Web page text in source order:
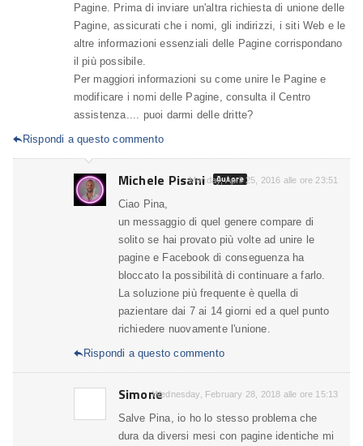
Pagine. Prima di inviare un'altra richiesta di unione delle
Pagine, assicurati che i nomi, gli indirizzi, i siti Web e le
altre informazioni essenziali delle Pagine corrispondano
il più possibile.
Per maggiori informazioni su come unire le Pagine e
modificare i nomi delle Pagine, consulta il Centro
assistenza.... puoi darmi delle dritte?
Rispondi a questo commento
Michele Pisani Autore
Monday, April 25, 2016 alle ore 23:51
Ciao Pina,
un messaggio di quel genere compare di
solito se hai provato più volte ad unire le
pagine e Facebook di conseguenza ha
bloccato la possibilità di continuare a farlo.
La soluzione più frequente è quella di
pazientare dai 7 ai 14 giorni ed a quel punto
richiedere nuovamente l'unione.
Rispondi a questo commento
SimoneWednesday, February 28, 2018 alle ore 15:13
Salve Pina, io ho lo stesso problema che
dura da diversi mesi con pagine identiche mi